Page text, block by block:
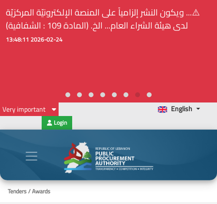
⚠️... ويكون النشر إلزامياً على المنصة الإلكترونيّة المركزيّة
لدى هيئة الشراء العام... الخ. (المادة 109 : الشفافية)
2026-02-24 13:48:11
Very important English
Login
Tenders / Awards